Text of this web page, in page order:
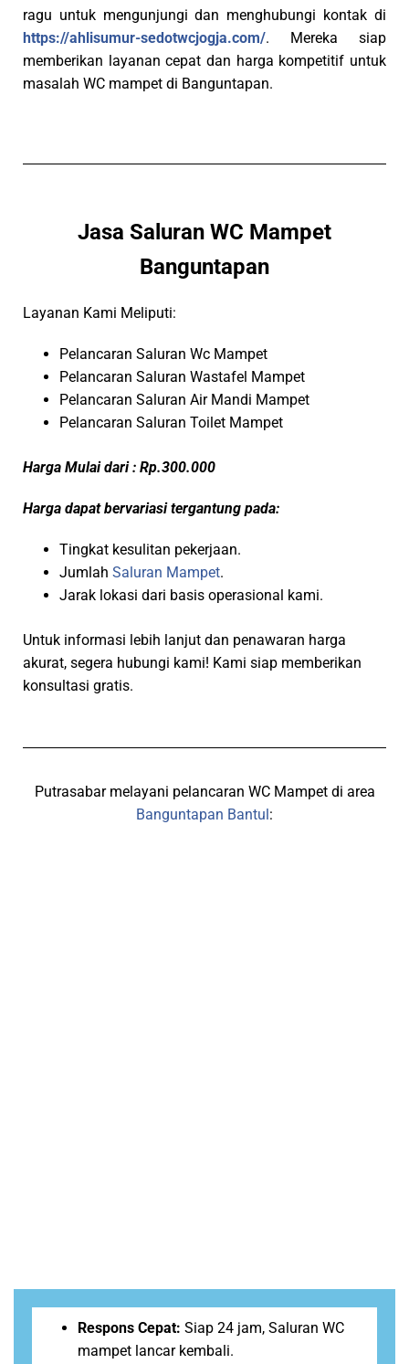
ragu untuk mengunjungi dan menghubungi kontak di
https://ahlisumur-sedotwcjogja.com/. Mereka siap
memberikan layanan cepat dan harga kompetitif untuk
masalah WC mampet di Banguntapan.
Jasa Saluran WC Mampet
Banguntapan
Layanan Kami Meliputi:
Pelancaran Saluran Wc Mampet
Pelancaran Saluran Wastafel Mampet
Pelancaran Saluran Air Mandi Mampet
Pelancaran Saluran Toilet Mampet
Harga Mulai dari : Rp.300.000
Harga dapat bervariasi tergantung pada:
Tingkat kesulitan pekerjaan.
Jumlah Saluran Mampet.
Jarak lokasi dari basis operasional kami.
Untuk informasi lebih lanjut dan penawaran harga
akurat, segera hubungi kami! Kami siap memberikan
konsultasi gratis.
Putrasabar melayani pelancaran WC Mampet di area
Banguntapan Bantul :
Respons Cepat: Siap 24 jam, Saluran WC
mampet lancar kembali.